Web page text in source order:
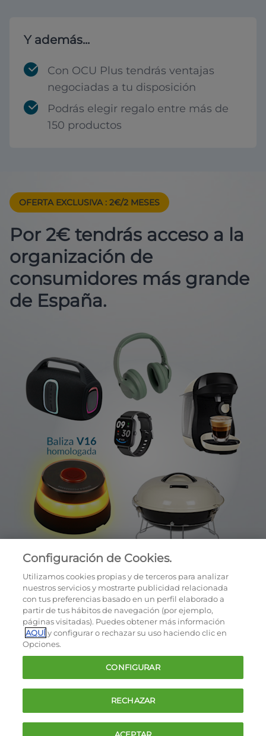
Y además...
Con OCU Plus tendrás ventajas
negociadas a tu disposición
Podrás elegir regalo entre más de
150 productos
OFERTA EXCLUSIVA : 2€/2 MESES
Por 2€ tendrás acceso a la
organización de
consumidores más grande
de España.
Cookies
Política de privacidad
Términos y condiciones de la oferta
Contacto
FAQ
Configuración de Cookies.
Utilizamos cookies propias y de terceros para analizar
nuestros servicios y mostrarte publicidad relacionada
con tus preferencias basado en un perfil elaborado a
partir de tus hábitos de navegación (por ejemplo,
páginas visitadas). Puedes obtener más información
AQUÍy configurar o rechazar su uso haciendo clic en
Opciones.
CONFIGURAR
RECHAZAR